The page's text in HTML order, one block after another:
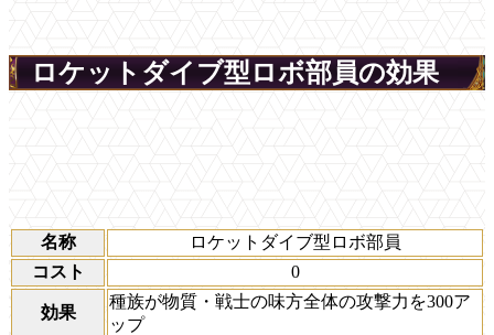
ロケットダイブ型ロボ部員の効果
名称
ロケットダイブ型ロボ部員
コスト
0
効果
種族が物質・戦士の味方全体の攻撃力を300ア
ップ